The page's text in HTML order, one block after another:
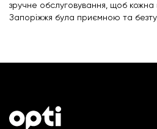
зручне обслуговування, щоб кожна
Запоріжжя була приємною та